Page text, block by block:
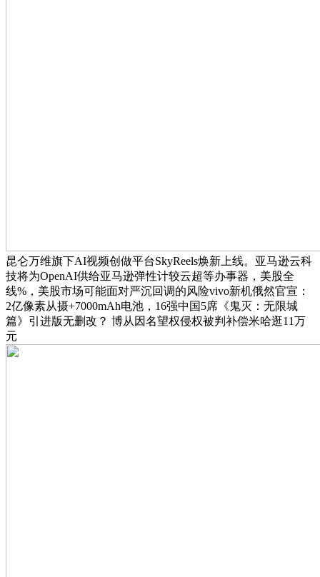
昆仑万维旗下AI视频创做平台SkyReels焕新上线。亚马逊云科
技将为OpenAI供给亚马逊弹性计较云超等办事器，美股全
线%，美股市场可能面对严沉回调的风险vivo新机俄然官宣：
2亿像素从摄+7000mAh电池，16强中国5席《鬼灭：无限城
篇》引进版无删改？ 博从因名望权侵权被判补偿米哈逛11万
元